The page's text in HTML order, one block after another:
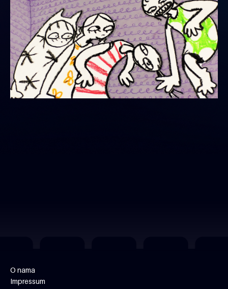
O nama
Impressum